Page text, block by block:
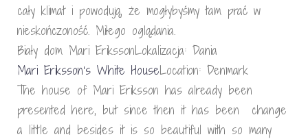
cały klimat i powodują, że mogłybyśmy tam prać w
nieskończoność. Miłego oglądania.
Biały dom Mari ErikssonLokalizacja: Dania
Mari Eriksson’s White HouseLocation: Denmark
The house of Mari Eriksson has already been
presented here, but since then it has been change
a little and besides it is so beautiful with so many